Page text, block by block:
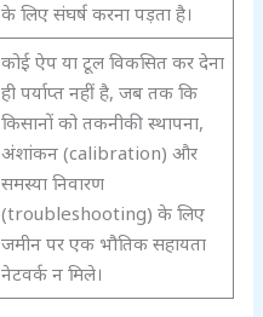
के लिए संघर्ष करना पड़ता है।
कोई ऐप या टूल विकसित कर देना
ही पर्याप्त नहीं है, जब तक कि
किसानों को तकनीकी स्थापना,
अंशांकन (calibration) और
समस्या निवारण
(troubleshooting) के लिए
जमीन पर एक भौतिक सहायता
नेटवर्क न मिले।